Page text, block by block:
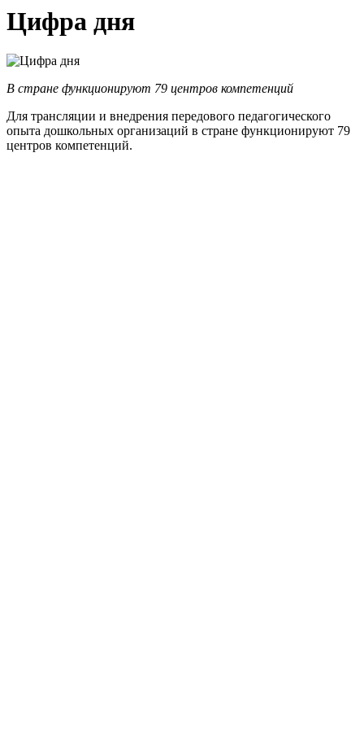
Цифра дня
В стране функционируют 79 центров компетенций
Для трансляции и внедрения передового педагогического
опыта дошкольных организаций в стране функционируют 79
центров компетенций.